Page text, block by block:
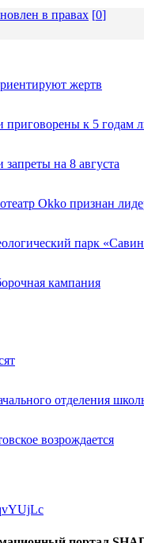
в правах [0]
жертв
приговорены к 5 годам
на 8 августа
Okko признан
парк
кампания
отделения
возрождается